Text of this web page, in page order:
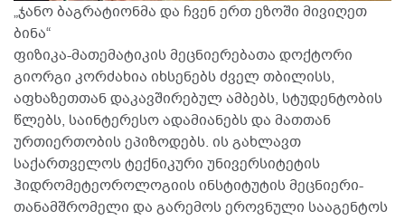
„ჯანო ბაგრატიონმა და ჩვენ ერთ ეზოში მივიღეთ
ბინა“
ფიზიკა-მათემატიკის მეცნიერებათა დოქტორი
გიორგი კორძახია იხსენებს ძველ თბილისს,
აფხაზეთთან დაკავშირებულ ამბებს, სტუდენტობის
წლებს, საინტერესო ადამიანებს და მათთან
ურთიერთობის ეპიზოდებს. ის გახლავთ
საქართველოს ტექნიკური უნივერსიტეტის
ჰიდრომეტეოროლოგიის ინსტიტუტის მეცნიერი-
თანამშრომელი და გარემოს ეროვნული სააგენტოს